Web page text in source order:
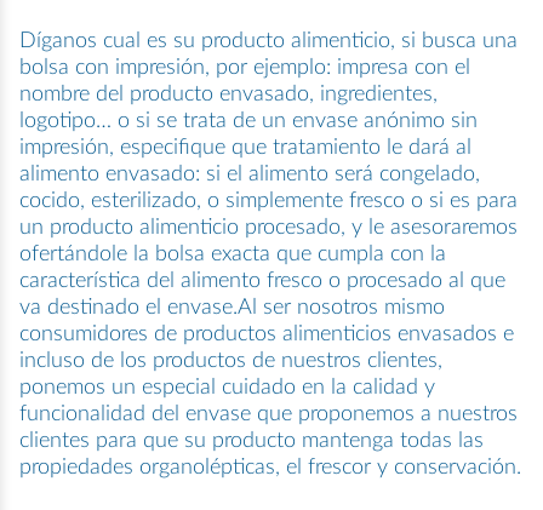
Díganos cual es su producto alimenticio, si busca una
bolsa con impresión, por ejemplo: impresa con el
nombre del producto envasado, ingredientes,
logotipo… o si se trata de un envase anónimo sin
impresión, especifique que tratamiento le dará al
alimento envasado: si el alimento será congelado,
cocido, esterilizado, o simplemente fresco o si es para
un producto alimenticio procesado, y le asesoraremos
ofertándole la bolsa exacta que cumpla con la
característica del alimento fresco o procesado al que
va destinado el envase.Al ser nosotros mismo
consumidores de productos alimenticios envasados e
incluso de los productos de nuestros clientes,
ponemos un especial cuidado en la calidad y
funcionalidad del envase que proponemos a nuestros
clientes para que su producto mantenga todas las
propiedades organolépticas, el frescor y conservación.